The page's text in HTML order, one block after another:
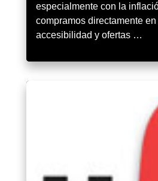
especialmente con la
compramos directamente
accesibilidad y ofertas …